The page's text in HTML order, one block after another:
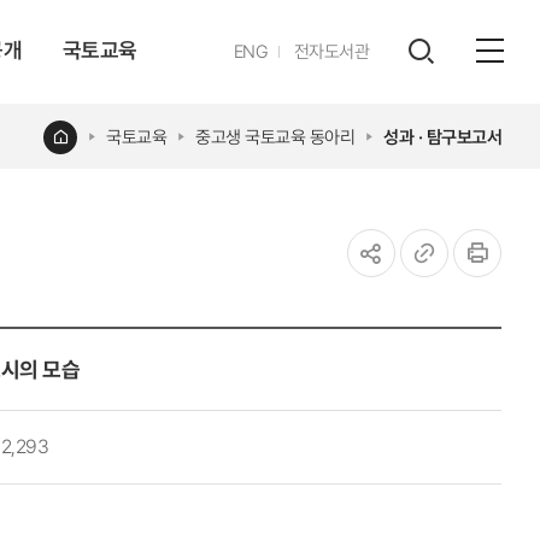
국토교육 ENG영문전자도서관
레이어
홈 국토교육 중고생 국토교육 동아리 성과 · 탐구보고서
의 모습
2,293